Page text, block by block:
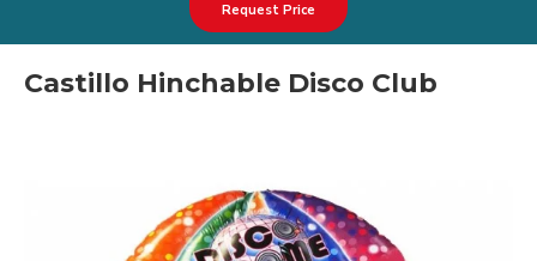
Request Price
Castillo Hinchable Disco Club